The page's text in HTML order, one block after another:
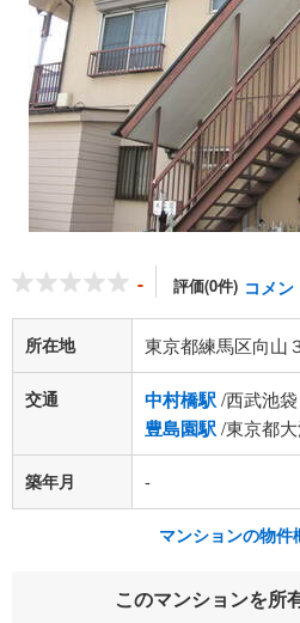
- 評価(0件) コメン
所在地 東京都練馬区向山
交通 中村橋駅/西武池
豊島園駅/東京都
築年月 -
マンションの物件
このマンションを所